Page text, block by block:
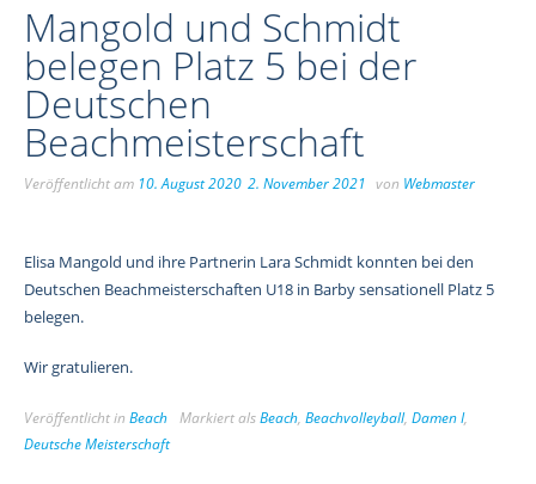
Mangold und Schmidt
belegen Platz 5 bei der
Deutschen
Beachmeisterschaft
Veröffentlicht am 10. August 2020 2. November 2021 von Webmaster
Elisa Mangold und ihre Partnerin Lara Schmidt konnten bei den
Deutschen Beachmeisterschaften U18 in Barby sensationell Platz 5
belegen.
Wir gratulieren.
Veröffentlicht in Beach Markiert alsBeach, Beachvolleyball, Damen I,
Deutsche Meisterschaft